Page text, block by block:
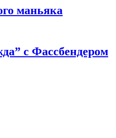
маньяка
с Фассбендером